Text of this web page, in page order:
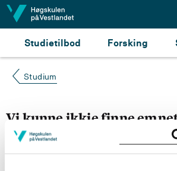
Hopp til innhald
Studietilbod Forsking
Studium
Vi kunne ikkje finne
søke opp emnet du